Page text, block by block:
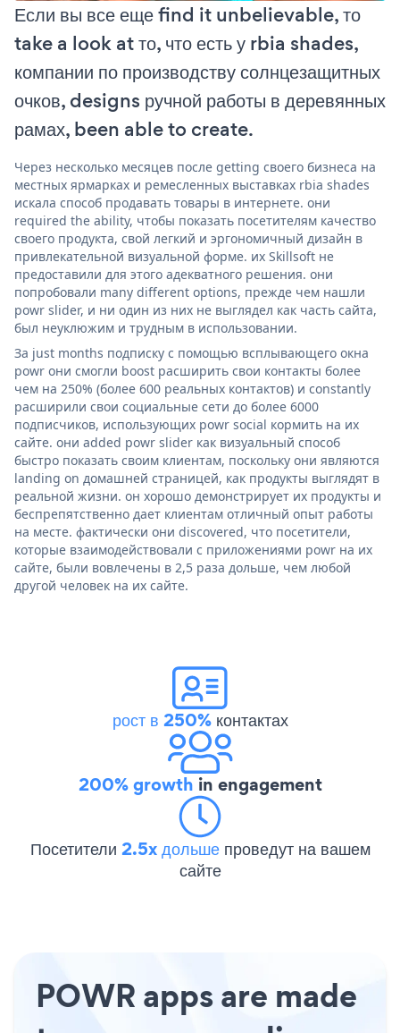
Если вы все еще find it unbelievable, то
take a look at то, что есть у rbia shades,
компании по производству солнцезащитных
очков, designs ручной работы в деревянных
рамах, been able to create.
Через несколько месяцев после getting своего бизнеса на
местных ярмарках и ремесленных выставках rbia shades
искала способ продавать товары в интернете. они
required the ability, чтобы показать посетителям качество
своего продукта, свой легкий и эргономичный дизайн в
привлекательной визуальной форме. их Skillsoft не
предоставили для этого адекватного решения. они
попробовали many different options, прежде чем нашли
powr slider, и ни один из них не выглядел как часть сайта,
был неуклюжим и трудным в использовании.
За just months подписку с помощью всплывающего окна
powr они смогли boost расширить свои контакты более
чем на 250% (более 600 реальных контактов) и constantly
расширили свои социальные сети до более 6000
подписчиков, использующих powr social кормить на их
сайте. они added powr slider как визуальный способ
быстро показать своим клиентам, поскольку они являются
landing on домашней страницей, как продукты выглядят в
реальной жизни. он хорошо демонстрирует их продукты и
беспрепятственно дает клиентам отличный опыт работы
на месте. фактически они discovered, что посетители,
которые взаимодействовали с приложениями powr на их
сайте, были вовлечены в 2,5 раза дольше, чем любой
другой человек на их сайте.
рост в 250%контактах
200% growth in engagement
Посетители 2.5x дольше проведут на вашем
сайте
POWR apps are made